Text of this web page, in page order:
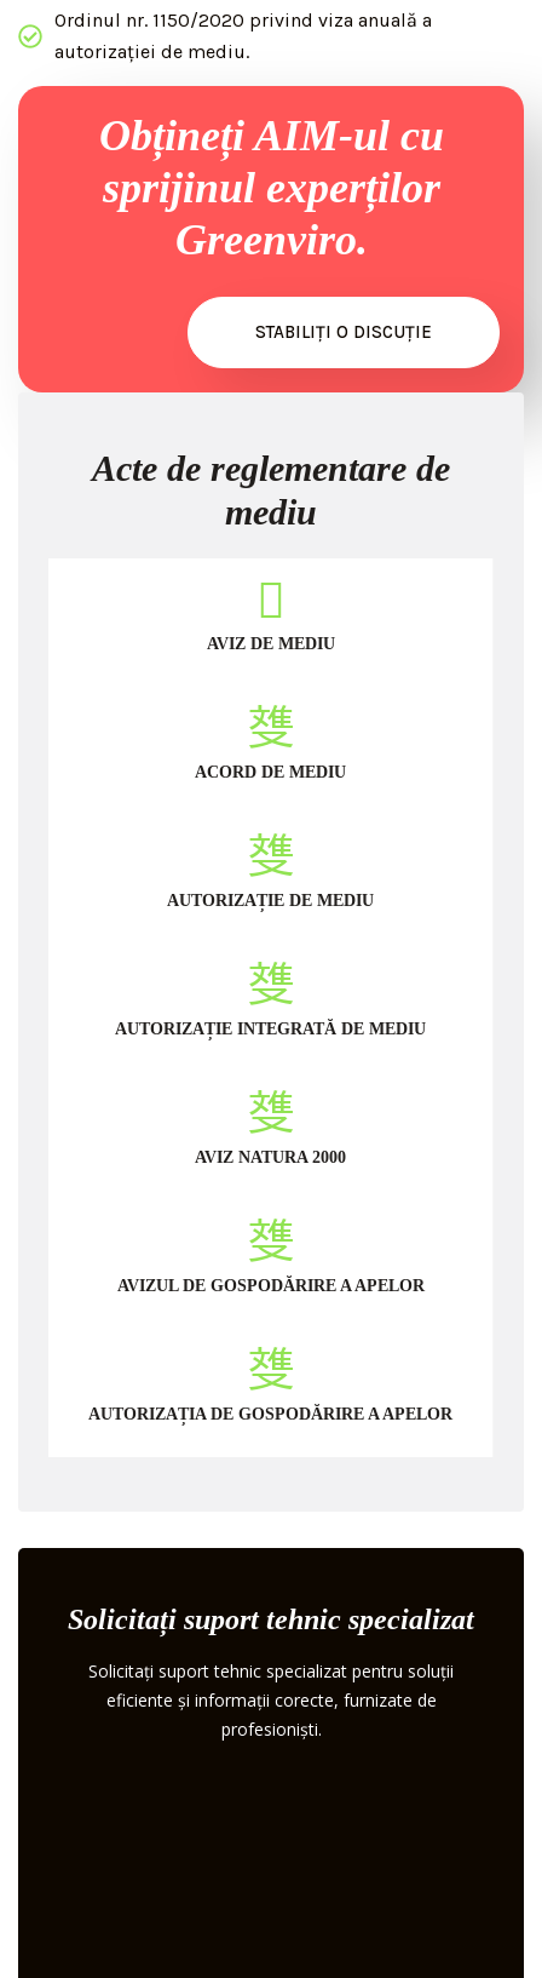
Ordinul nr. 1150/2020 privind viza anuală a
autorizației de mediu.
Obțineți AIM-ul cu
sprijinul experților
Greenviro.
STABILIȚI O DISCUȚIE
Acte de reglementare de
mediu
AVIZ DE MEDIU
ACORD DE MEDIU
AUTORIZAȚIE DE MEDIU
AUTORIZAȚIE INTEGRATĂ DE MEDIU
AVIZ NATURA 2000
AVIZUL DE GOSPODĂRIRE A APELOR
AUTORIZAȚIA DE GOSPODĂRIRE A APELOR
Solicitați suport tehnic specializat
Solicitați suport tehnic specializat pentru soluții
eficiente și informații corecte, furnizate de
profesioniști.